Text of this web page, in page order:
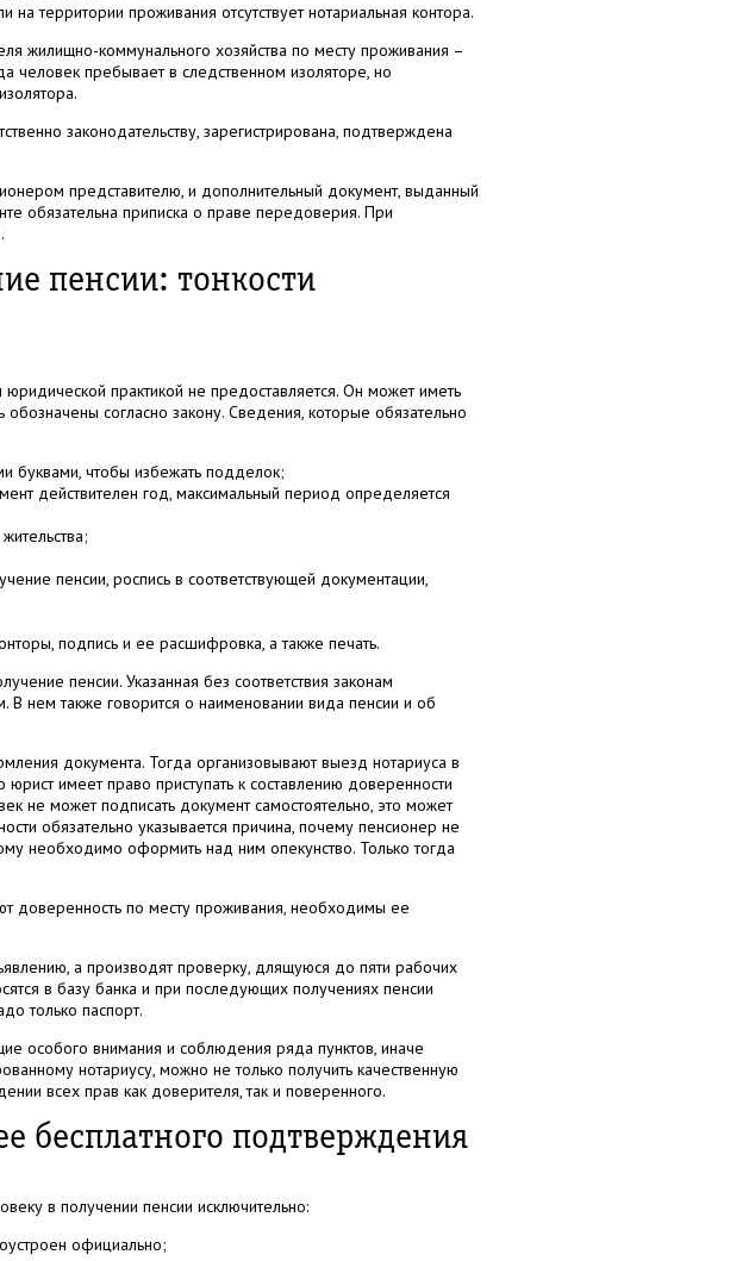
территории проживания отсутствует нотариальная контора.
жилищно-коммунального хозяйства по месту проживания –
человек пребывает в следственном изоляторе, но
законодательству, зарегистрирована, подтверждена
представителю, и дополнительный документ, выданный
обязательна приписка о праве передоверия. При
пенсии: тонкости
практикой не предоставляется. Он может иметь
согласно закону. Сведения, которые обязательно
буквами, чтобы избежать подделок;
действителен год, максимальный период определяется
пенсии, роспись в соответствующей документации,
подпись и ее расшифровка, а также печать.
пенсии. Указанная без соответствия законам
В нем также говорится о наименовании вида пенсии и об
документа. Тогда организовывают выезд нотариуса в
имеет право приступать к составлению доверенности
не может подписать документ самостоятельно, это может
обязательно указывается причина, почему пенсионер не
необходимо оформить над ним опекунство. Только тогда
доверенность по месту проживания, необходимы ее
а производят проверку, длящуюся до пяти рабочих
в базу банка и при последующих получениях пенсии
только паспорт.
особого внимания и соблюдения ряда пунктов, иначе
нотариусу, можно не только получить качественную
всех прав как доверителя, так и поверенного.
бесплатного подтверждения
в получении пенсии исключительно:
официально;